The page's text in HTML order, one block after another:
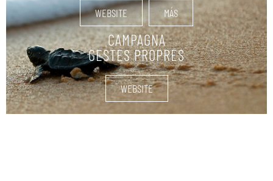
WEBSITE MÁS
CAMPAGNA
GESTES PROPRES
WEBSITE